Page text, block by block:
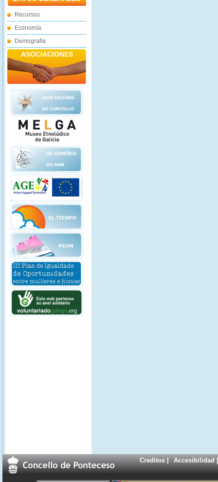
Recursos
Economía
Demografía
ASOCIACIONES
Creditos| Accesibilidad|